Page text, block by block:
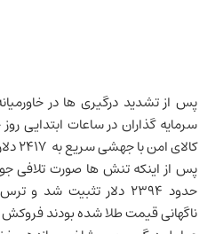
پس از تشدید درگیری ها در
سرمایه گذاران در ساعات ابتدایی
کالای امن با جهشی سریع به 2417 دلار در هر اونس رسید.
پس از اینکه تنش ها صورت تلافی
حدود 2394 دلار تثبیت
ناگهانی قیمت طلا شده بودند فروکش